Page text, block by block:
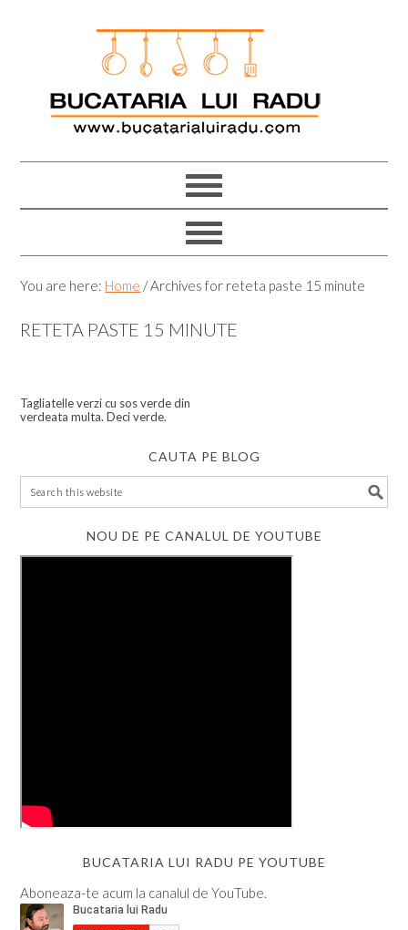
You are here: Home /Archives for reteta paste 15 minute
RETETA PASTE 15 MINUTE
Tagliatelle verzi cu sos verde din
verdeata multa. Deci verde.
CAUTA PE BLOG
NOU DE PE CANALUL DE YOUTUBE
BUCATARIA LUI RADU PE YOUTUBE
Aboneaza-te acum la canalul de YouTube.